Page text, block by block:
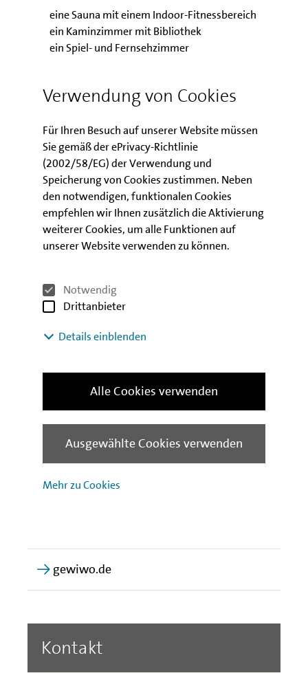
Verwendung von Cookies
Für Ihren Besuch auf unserer Website müssen
Sie gemäß der ePrivacy-Richtlinie
(2002/58/EG) der Verwendung und
Speicherung von Cookies zustimmen. Neben
den notwendigen, funktionalen Cookies
empfehlen wir Ihnen zusätzlich die Aktivierung
weiterer Cookies, um alle Funktionen auf
unserer Website verwenden zu können.
Notwendig
Drittanbieter
Details einblenden
Mehr zu Cookies
Ausgewählte Cookies verwenden
Alle Cookies verwenden
eine Sauna mit einem Indoor-Fitnessbereich
ein Kaminzimmer mit Bibliothek
ein Spiel- und Fernsehzimmer
einen Duftgarten mit Hochbeeten zum
eine Boulebahn und Outdoorfitnessgeräten
Mieten erschwinglich
Mithilfe der durch die IBB zur Verfügung gestellten
zinsvergünstigten Darlehen wurde es der
Genossenschaft möglich, das moderne,
altersgerechte und besonders seniorenfreundliche
Mit diesen Produkten wurde das
Projekt gefördert
IBB Förderergänzungsdarlehen
297/298)
gewiwo.de
Kontakt